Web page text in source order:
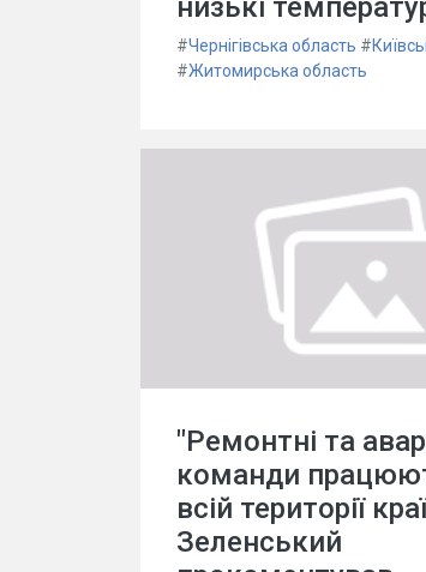
#Чернігівська область #
#Житомирська область
"Ремонтні та
команди
всій території
Зеленський